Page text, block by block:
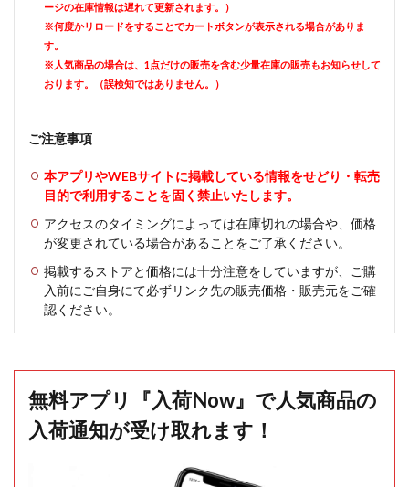
ージの在庫情報は遅れて更新されます。）
※何度かリロードをすることでカートボタンが表示される場合がありま
す。
※人気商品の場合は、1点だけの販売を含む少量在庫の販売もお知らせして
おります。（誤検知ではありません。）
ご注意事項
本アプリやWEBサイトに掲載している情報をせどり・転売
目的で利用することを固く禁止いたします。
アクセスのタイミングによっては在庫切れの場合や、価格
が変更されている場合があることをご了承ください。
掲載するストアと価格には十分注意をしていますが、ご購
入前にご自身にて必ずリンク先の販売価格・販売元をご確
認ください。
無料アプリ『入荷Now』で人気商品の
入荷通知が受け取れます！